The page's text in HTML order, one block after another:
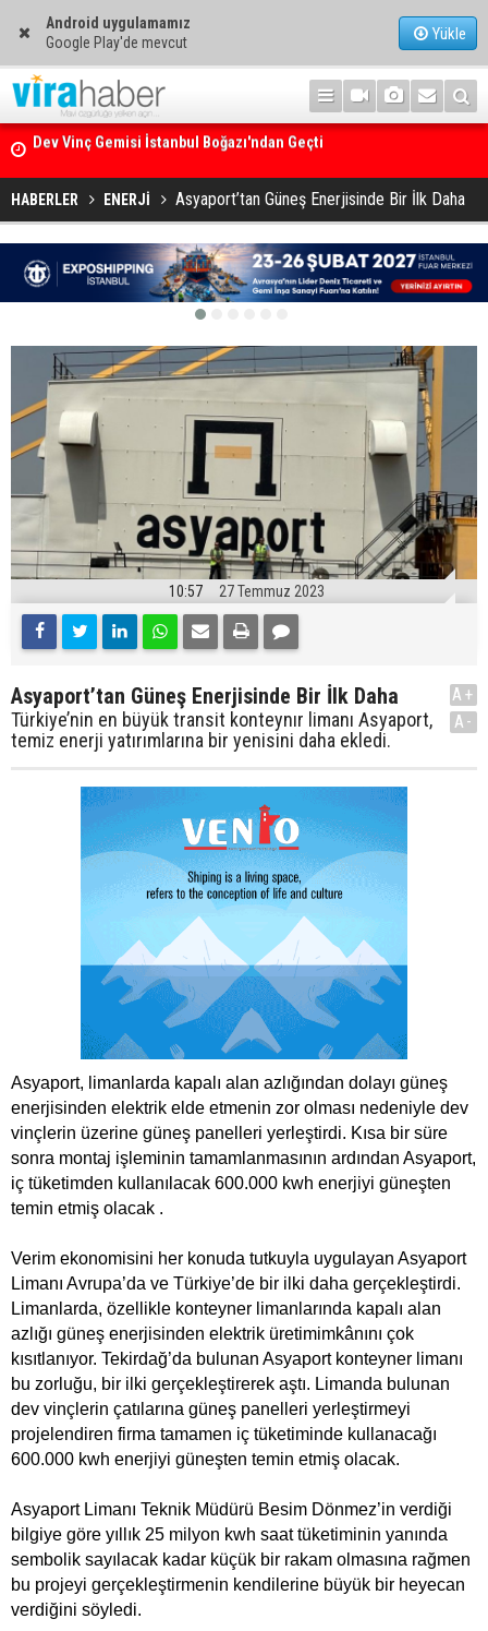
Android uygulamamız
Google Play'de mevcut
Yükle
Ege Denizi’nin En Büyük Mercan Ormanı
HABERLER ENERJİ Asyaport’tan Güneş Enerjisinde Bir İlk Daha
10:57 27 Temmuz 2023
Asyaport’tan Güneş Enerjisinde Bir İlk Daha
Türkiye’nin en büyük transit konteynır limanı Asyaport,
temiz enerji yatırımlarına bir yenisini daha ekledi.
A+
A-
Asyaport, limanlarda kapalı alan azlığından dolayı güneş
enerjisinden elektrik elde etmenin zor olması nedeniyle dev
vinçlerin üzerine güneş panelleri yerleştirdi. Kısa bir süre
sonra montaj işleminin tamamlanmasının ardından Asyaport,
iç tüketimden kullanılacak 600.000 kwh enerjiyi güneşten
temin etmiş olacak .
Verim ekonomisini her konuda tutkuyla uygulayan Asyaport
Limanı Avrupa’da ve Türkiye’de bir ilki daha gerçekleştirdi.
Limanlarda, özellikle konteyner limanlarında kapalı alan
azlığı güneş enerjisinden elektrik üretimimkânını çok
kısıtlanıyor. Tekirdağ’da bulunan Asyaport konteyner limanı
bu zorluğu, bir ilki gerçekleştirerek aştı. Limanda bulunan
dev vinçlerin çatılarına güneş panelleri yerleştirmeyi
projelendiren firma tamamen iç tüketiminde kullanacağı
600.000 kwh enerjiyi güneşten temin etmiş olacak.
Asyaport Limanı Teknik Müdürü Besim Dönmez’in verdiği
bilgiye göre yıllık 25 milyon kwh saat tüketiminin yanında
sembolik sayılacak kadar küçük bir rakam olmasına rağmen
bu projeyi gerçekleştirmenin kendilerine büyük bir heyecan
verdiğini söyledi.